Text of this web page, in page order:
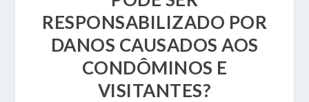
RESPONSABILIZADO POR
DANOS CAUSADOS AOS
CONDÔMINOS E
VISITANTES?